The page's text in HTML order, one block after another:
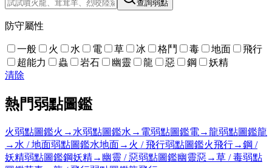
查詢弱點
防守屬性
一般 火 水 電 草 冰 格鬥 毒 地面
飛行
超能力
蟲 岩石 幽靈 龍 惡 鋼
妖精
清除
熱門弱點圖鑑
火弱點圖鑑火 → 水弱點圖鑑水 → 電弱點圖鑑電 →龍弱點圖鑑龍
→ 水 / 地面弱點圖鑑水地面→ 火 / 飛行弱點圖鑑火飛行→鋼 /
妖精弱點圖鑑鋼妖精→ 幽靈 / 惡弱點圖鑑幽靈惡→草 / 毒弱點